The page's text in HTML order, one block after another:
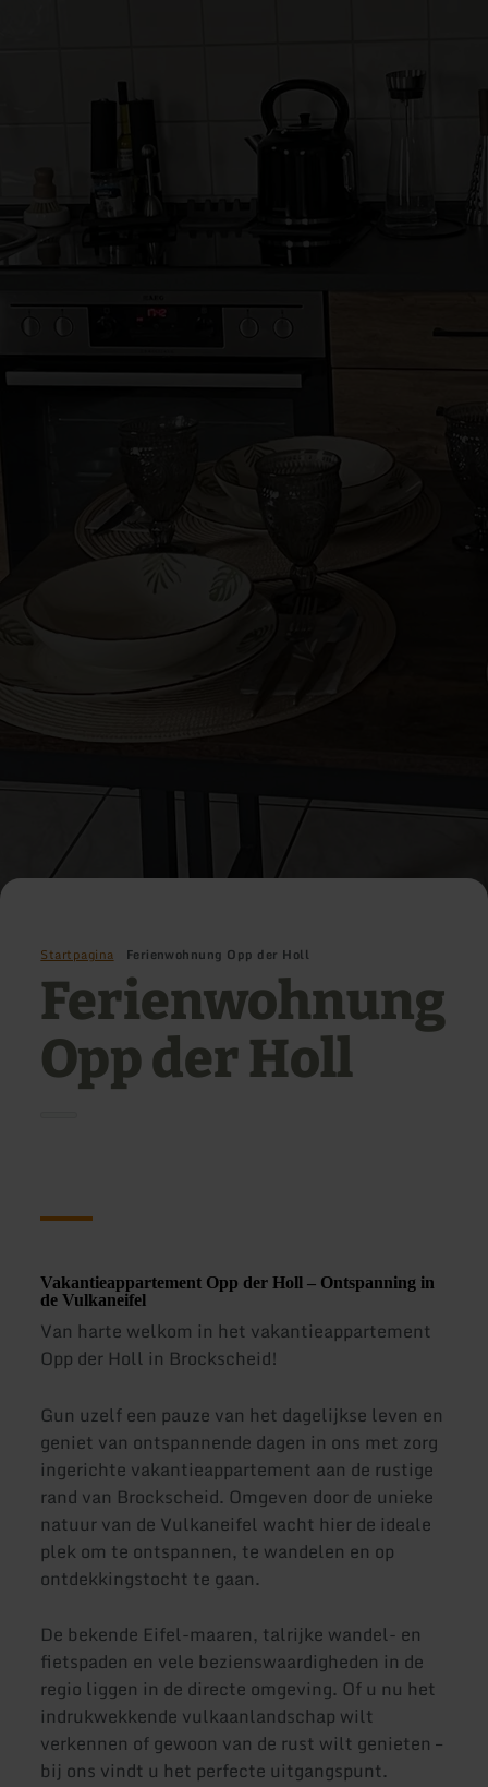
Startpagina Ferienwohnung Opp der Holl
Ferienwohnung
Opp der Holl
Vakantieappartement Opp der Holl – Ontspanning in
de Vulkaneifel
Van harte welkom in het vakantieappartement
Opp der Holl in Brockscheid!
Gun uzelf een pauze van het dagelijkse leven en
geniet van ontspannende dagen in ons met zorg
ingerichte vakantieappartement aan de rustige
rand van Brockscheid. Omgeven door de unieke
natuur van de Vulkaneifel wacht hier de ideale
plek om te ontspannen, te wandelen en op
ontdekkingstocht te gaan.
De bekende Eifel-maaren, talrijke wandel- en
fietspaden en vele bezienswaardigheden in de
regio liggen in de directe omgeving. Of u nu het
indrukwekkende vulkaanlandschap wilt
verkennen of gewoon van de rust wilt genieten –
bij ons vindt u het perfecte uitgangspunt.